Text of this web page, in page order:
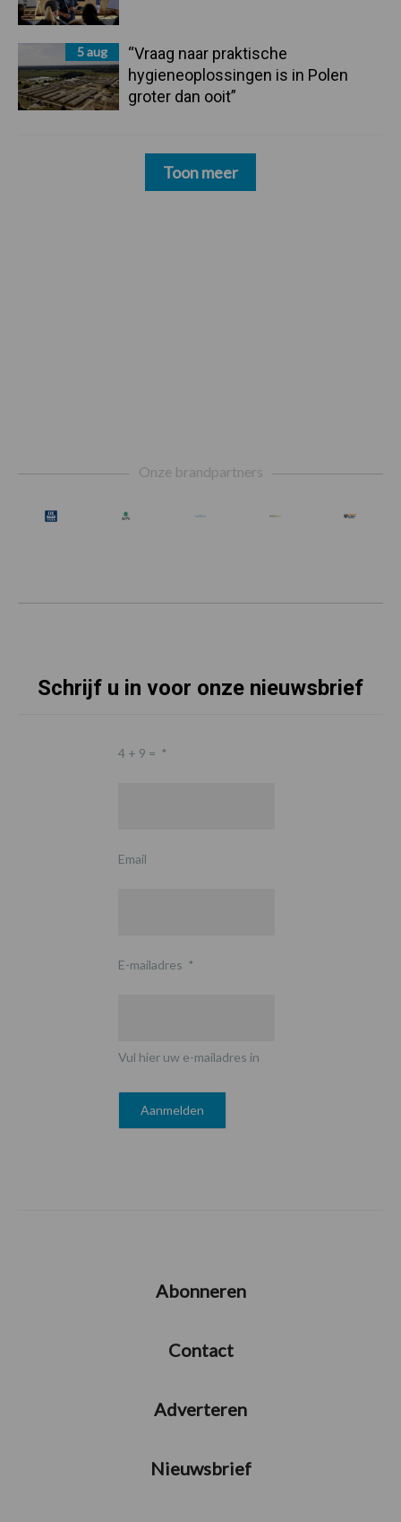
5 aug
“Vraag naar praktische
hygieneoplossingen is in Polen
groter dan ooit”
Toon meer
Onze brandpartners
Schrijf u in voor onze nieuwsbrief
4 + 9 = *
Email
E-mailadres *
Vul hier uw e-mailadres in
Abonneren
Contact
Adverteren
Nieuwsbrief